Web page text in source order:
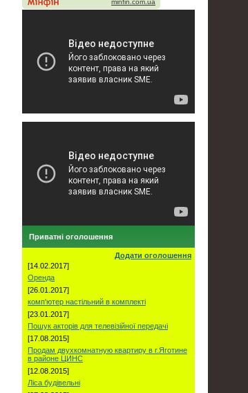
Приватні оголошення
Додати оголошення
[14.02.2017]
Оренда
[26.01.2017]
комп'ютер настільний в комплекті
[23.01.2017]
Пошук акторів для телевізійної передачі
[17.08.2015]
Продам двухкомнатную квартиру в г.Яготине
в районе ЦИНС
[12.08.2015]
Ліса будівельні